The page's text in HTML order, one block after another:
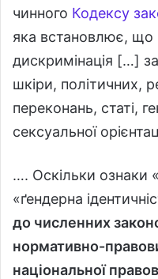
чинного Кодексу
яка встановлює, що
дискримінація […]
шкіри, політичних,
переконань, статі,
сексуальної
…. Оскільки ознаки
«ґендерна
до численних
нормативно-
національної